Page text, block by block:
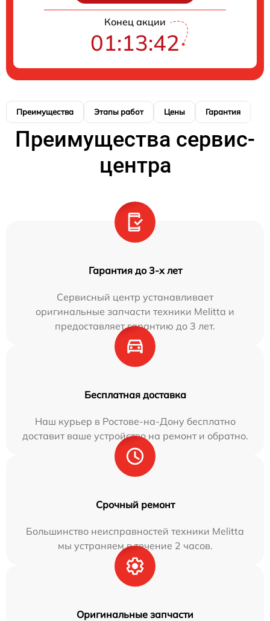
Конец акции
01:13:41
Преимущества Этапы работ Цены Гарантия
Преимущества сервис-
центра
Гарантия до 3-х лет
Сервисный центр устанавливает
оригинальные запчасти техники Melitta и
предоставляет гарантию до 3 лет.
Бесплатная доставка
Наш курьер в Ростове-на-Дону бесплатно
доставит ваше устройство на ремонт и обратно.
Срочный ремонт
Большинство неисправностей техники Melitta
мы устраняем в течение 2 часов.
Оригинальные запчасти